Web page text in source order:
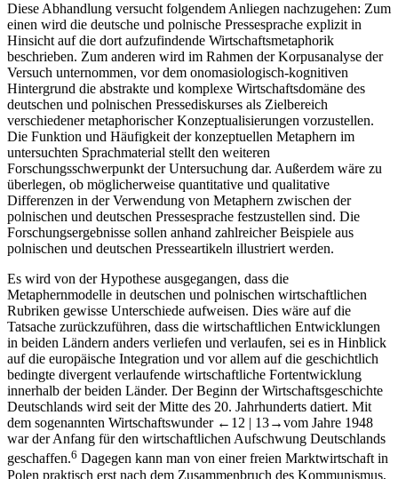
Diese Abhandlung versucht folgendem Anliegen nachzugehen: Zum
einen wird die deutsche und polnische Pressesprache explizit in
Hinsicht auf die dort aufzufindende Wirtschaftsmetaphorik
beschrieben. Zum anderen wird im Rahmen der Korpusanalyse der
Versuch unternommen, vor dem onomasiologisch-kognitiven
Hintergrund die abstrakte und komplexe Wirtschaftsdomäne des
deutschen und polnischen Pressediskurses als Zielbereich
verschiedener metaphorischer Konzeptualisierungen vorzustellen.
Die Funktion und Häufigkeit der konzeptuellen Metaphern im
untersuchten Sprachmaterial stellt den weiteren
Forschungsschwerpunkt der Untersuchung dar. Außerdem wäre zu
überlegen, ob möglicherweise quantitative und qualitative
Differenzen in der Verwendung von Metaphern zwischen der
polnischen und deutschen Pressesprache festzustellen sind. Die
Forschungsergebnisse sollen anhand zahlreicher Beispiele aus
polnischen und deutschen Presseartikeln illustriert werden.
Es wird von der Hypothese ausgegangen, dass die
Metaphernmodelle in deutschen und polnischen wirtschaftlichen
Rubriken gewisse Unterschiede aufweisen. Dies wäre auf die
Tatsache zurückzuführen, dass die wirtschaftlichen Entwicklungen
in beiden Ländern anders verliefen und verlaufen, sei es in Hinblick
auf die europäische Integration und vor allem auf die geschichtlich
bedingte divergent verlaufende wirtschaftliche Fortentwicklung
innerhalb der beiden Länder. Der Beginn der Wirtschaftsgeschichte
Deutschlands wird seit der Mitte des 20. Jahrhunderts datiert. Mit
dem sogenannten Wirtschaftswunder ←12 | 13→vom Jahre 1948
war der Anfang für den wirtschaftlichen Aufschwung Deutschlands
geschaffen.6 Dagegen kann man von einer freien Marktwirtschaft in
Polen praktisch erst nach dem Zusammenbruch des Kommunismus,